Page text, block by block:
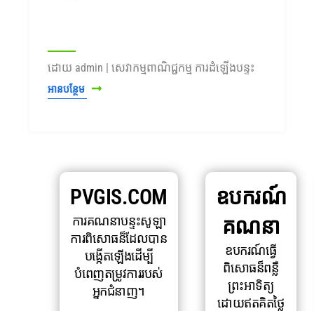
ដោយ admin | សេវាកម្មពាណិជ្ជកម្ម ការដំឡើងបន្ទះ
អានបន្ថែម
PVGIS.COM
ការគណនាបន្ទះសូឡា
ការពិសោធន៏ដែលបាន
បង្កើតឡើងដើម្បី
បំពេញតម្រូវការរបស់
អ្នកជំនាញ។
ឧបករណ៍
គណនា
ឧបករណ៍ធ្វើ
ពិសោធន៏ពន្លឺ
ព្រះអាទិត្យ
ដោយឥតគិតថ្លៃ